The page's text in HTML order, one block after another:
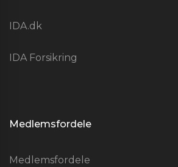
IDA.dk
IDA Forsikring
Medlemsfordele
Medlemsfordele